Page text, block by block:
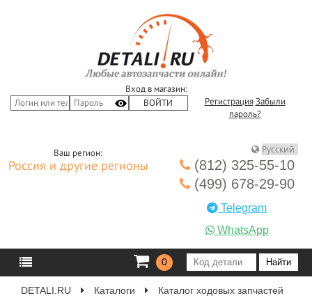
Вход в магазин:
Регистрация Забыли
пароль?
Ваш регион:
Россия и другие регионы
(812) 325-55-10
(499) 678-29-90
Telegram
WhatsApp
0
DETALI.RU Каталоги
Каталог ходовых запчастей